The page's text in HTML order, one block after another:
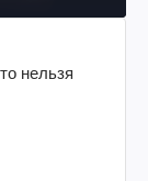
нельзя